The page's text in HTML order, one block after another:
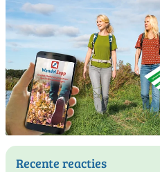
Recente reacties